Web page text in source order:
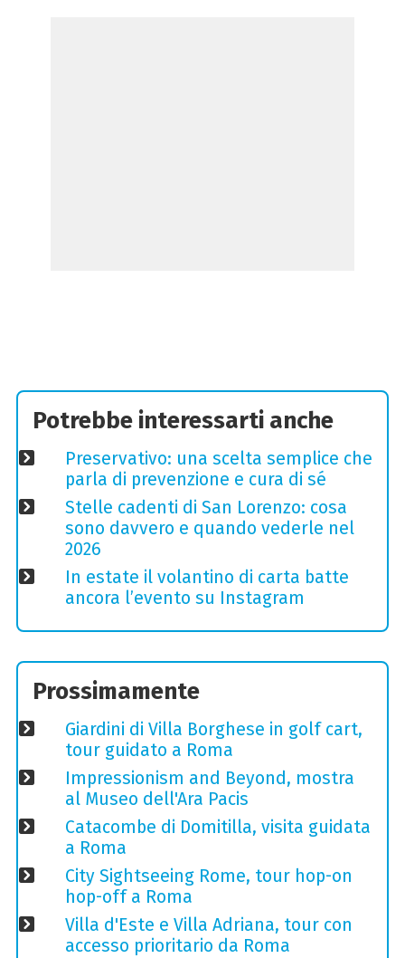
Potrebbe interessarti anche
Preservativo: una scelta semplice che
parla di prevenzione e cura di sé
Stelle cadenti di San Lorenzo: cosa
sono davvero e quando vederle nel
2026
In estate il volantino di carta batte
ancora l’evento su Instagram
Prossimamente
Giardini di Villa Borghese in golf cart,
tour guidato a Roma
Impressionism and Beyond, mostra
al Museo dell'Ara Pacis
Catacombe di Domitilla, visita guidata
a Roma
City Sightseeing Rome, tour hop-on
hop-off a Roma
Villa d'Este e Villa Adriana, tour con
accesso prioritario da Roma